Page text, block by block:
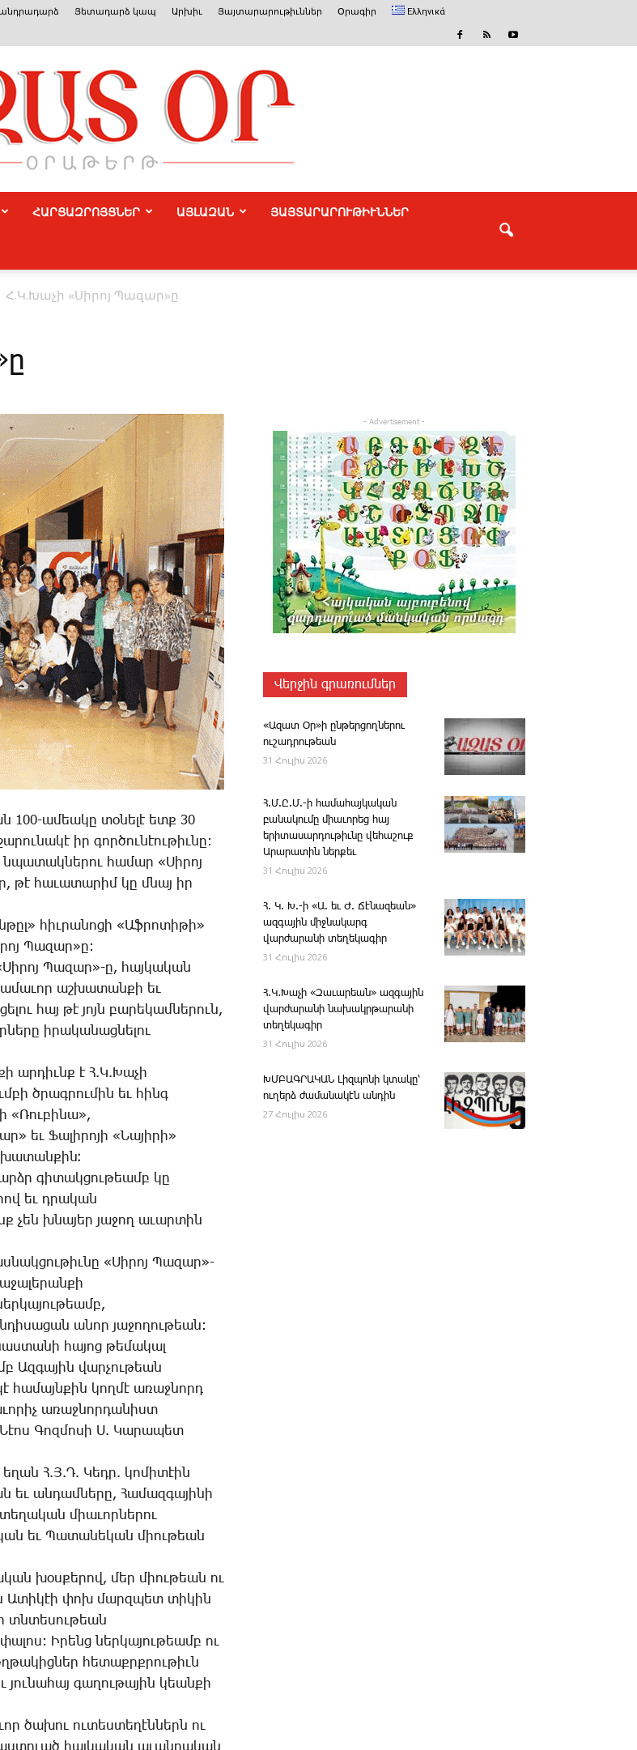
Յետադարձ կապ Արխիւ Յայտարարութիւններ Օրագիր Ελληνικά
ՀԱՐՑԱԶՐՈՅՑՆԵՐ ԱՅԼԱԶԱՆ ՅԱՅՏԱՐԱՐՈՒԹԻՒՆՆԵՐ
Հ.Կ.Խաչի «­­Սիրոյ ­­­Պազար»ը
100-ա­մեա­կը տօ­նե­լէ ետք 30
իր գոր­ծու­նէու­թիւ­նը:
հա­մար «­­­Սի­րոյ
թէ հա­ւա­տա­րիմ կը մնայ իր
հիւ­րա­նո­ցի «Աֆ­րո­տի­թի»
­­­Պա­զար»ը:
­­­Պա­զար»-ը, հայ­կա­կան
աշ­խա­տան­քի եւ
հայ թէ յոյն բա­րե­կամ­նե­րուն,
ի­րա­կա­նաց­նե­լու
ար­դիւնք է Հ.Կ.­­­Խա­չի
ծրագ­րու­մին եւ հինգ
«­­­Ռու­բի­նա»,
եւ ­­­Ֆա­լի­րո­յի «­­­Նա­յի­րի»
գի­տակ­ցու­թեամբ կը
եւ դրա­կան
չեն խնա­յեր յա­ջող ա­ւար­տին
«­­­­Սի­րոյ ­­­­Պա­զա­ր»-
ա­նոր յա­ջո­ղու­թեան:
հա­յոց թե­մա­կալ
Ազ­գա­յին վար­չու­թեան
կող­մէ ա­ռաջ­նորդ
ա­ռաջ­նոր­դա­նիստ
­­­Նէոս ­­­­­­Գոզ­մո­սի Ս. ­­­Կա­րա­պետ
ե­ղան Հ.Յ.Դ. ­­­Կեդր. կո­մի­տէին
եւ ան­դամ­նե­րը, ­­­Հա­մազ­գա­յի­նի
տե­ղա­կան միա­ւոր­նե­րու
եւ ­Պա­տա­նե­կան միու­թեան
խօս­քե­րով, մեր միու­թեան ու
Ա­տի­կէի փոխ մարզ­պետ տի­կին
տնտե­սու­թեան
Ի­րենց ներ­կա­յու­թեամբ ու
հե­տաքրք­րու­թիւն
յու­նա­հայ գա­ղու­թա­յին կեան­քի
ծա­խու ու­տես­տե­ղէն­ներն ու
հայ­կա­կան ա­ւան­դա­կան
- Advertisement -
Վերջին գրառումներ
«Ազատ Օր»ի ընթերցողներու
ուշադրութեան
31 Հուլիս 2026
Հ.Մ.Ը.Մ.-ի համահայկական
բանակումը միաւորեց հայ
երիտասարդութիւնը վեհաշուք
Արարատին ներքեւ
31 Հուլիս 2026
Հ. Կ. Խ.-ի «Ա. եւ Ժ. ­Ճէնազեան»
ազգային միջնակարգ
վարժարանի տեղեկագիր
31 Հուլիս 2026
Հ․Կ․Խաչի «Զաւարեան» ազգային
վարժարանի նախակրթարանի
տեղեկագիր
31 Հուլիս 2026
ԽՄԲԱԳՐԱԿԱՆ ­Լիզպոնի կտակը՝
ուղերձ ժամանակէն անդին
27 Հուլիս 2026